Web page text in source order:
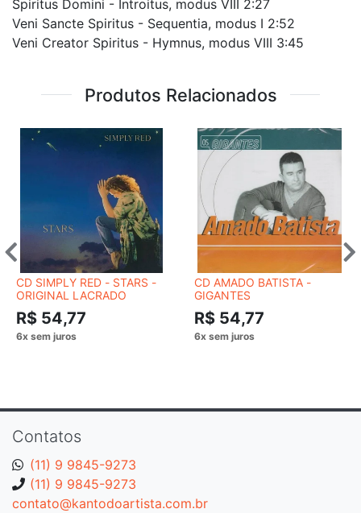
Spiritus Domini - Introitus, modus VIII 2:27
Veni Sancte Spiritus - Sequentia, modus I 2:52
Veni Creator Spiritus - Hymnus, modus VIII 3:45
Produtos Relacionados
CD SIMPLY RED - STARS -
ORIGINAL LACRADO
R$ 54,77
CD AMADO BATISTA -
GIGANTES
R$ 54,77
Contatos
(11) 9 9845-9273
(11) 9 9845-9273
contato@kantodoartista.com.br